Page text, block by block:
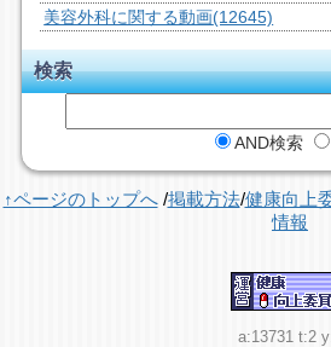
美容外科に関する動画(12645)
検索
AND検索
↑ページのトップへ/掲載方法/健康向上
情報
a:13731 t:2